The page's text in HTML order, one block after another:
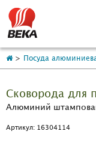
Посуда
Сковорода для
Алюминий
Артикул: 16304114